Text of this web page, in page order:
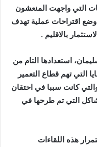
التي واجهت المنعشون
وضع اقتراحات عملية تهدف
بالاقليم .
استعدادها التام من
التي تهم قطاع التعمير
كانت سببا في احتقان
التي تم طرحها في
هذه اللقاءات